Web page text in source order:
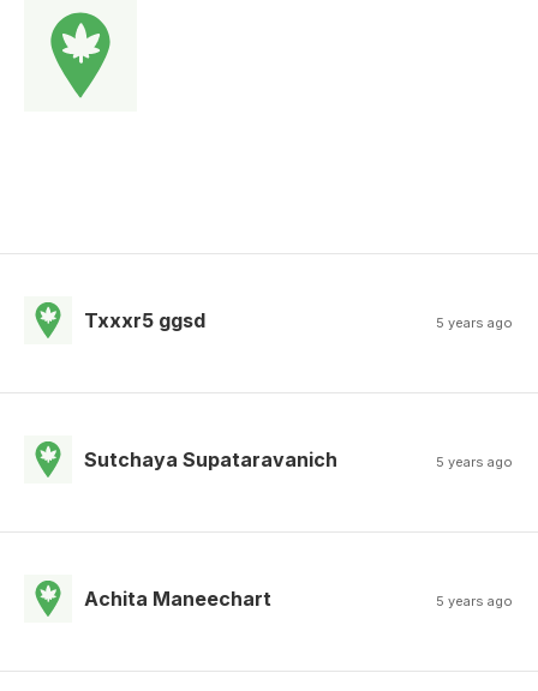
Txxxr5 ggsd 5 years ago
Sutchaya Supataravanich 5 years ago
Achita Maneechart 5 years ago